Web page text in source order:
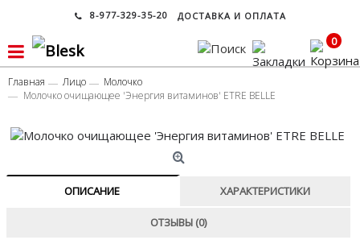
8-977-329-35-20 ДОСТАВКА И ОПЛАТА
0
Главная Лицо
Молочко
Молочко очищающее 'Энергия витаминов' ETRE BELLE
ОПИСАНИЕ ХАРАКТЕРИСТИКИ
ОТЗЫВЫ (0)